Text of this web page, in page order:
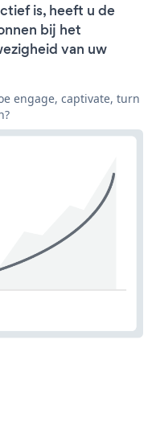
is, heeft u de
bij het
van uw
engage, captivate, turn